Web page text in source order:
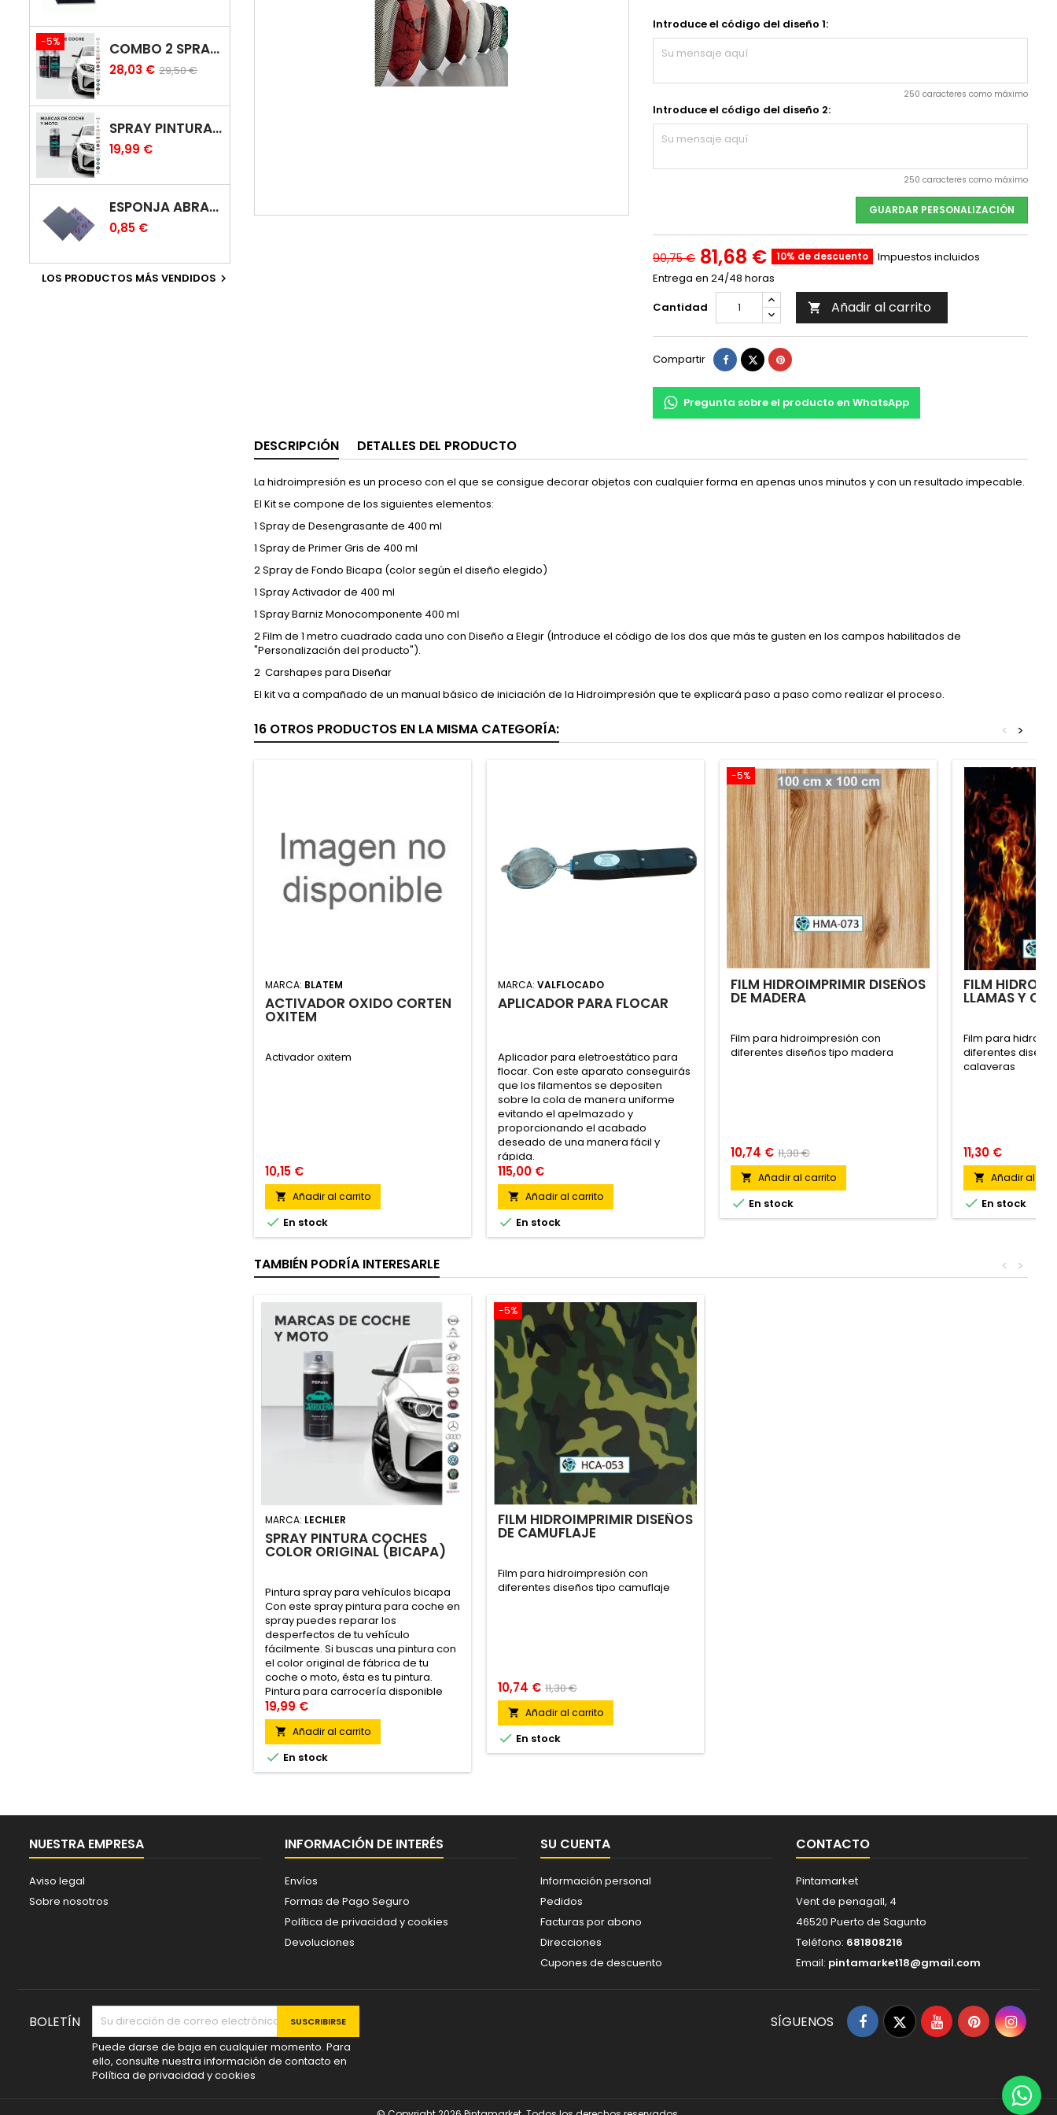
-5% COMBO 2 SPRAY: PINTURA COCHE + BARNIZ CARROCERÍA
28,03 € 29,50 €
SPRAY PINTURA COCHES COLOR ORIGINAL (BICAPA)
19,99 €
ESPONJA ABRASIVA
0,85 €
LOS PRODUCTOS MÁS VENDIDOS 
Introduce el código del diseño 1:
250 caracteres como máximo
Introduce el código del diseño 2:
250 caracteres como máximo
GUARDAR PERSONALIZACIÓN
90,75 € 81,68 € 10% de descuento
Impuestos incluidos
Entrega en 24/48 horas
Cantidad
 Añadir al carrito
Compartir Compartir
TuitearPinterest
Pregunta sobre el producto en WhatsApp
DESCRIPCIÓN DETALLES DEL PRODUCTO
La hidroimpresión es un proceso con el que se consigue decorar objetos con cualquier forma en apenas unos minutos y con un resultado impecable.
El Kit se compone de los siguientes elementos:
1 Spray de Desengrasante de 400 ml
1 Spray de Primer Gris de 400 ml
2 Spray de Fondo Bicapa (color según el diseño elegido)
1 Spray Activador de 400 ml
1 Spray Barniz Monocomponente 400 ml
2 Film de 1 metro cuadrado cada uno con Diseño a Elegir (Introduce el código de los dos que más te gusten en los campos habilitados de
"Personalización del producto").
2 Carshapes para Diseñar
El kit va a compañado de un manual básico de iniciación de la Hidroimpresión que te explicará paso a paso como realizar el proceso.
16 OTROS PRODUCTOS EN LA MISMA CATEGORÍA: >
<
MARCA: BLATEM
ACTIVADOR OXIDO CORTEN
OXITEM
Activador oxitem
10,15 €
 Añadir al carrito
 En stock
MARCA: VALFLOCADO
APLICADOR PARA FLOCAR
Aplicador para eletroestático para
flocar. Con este aparato conseguirás
que los filamentos se depositen
sobre la cola de manera uniforme
evitando el apelmazado y
proporcionando el acabado
deseado de una manera fácil y
rápida.
115,00 €
 Añadir al carrito
 En stock
-5%
FILM HIDROIMPRIMIR DISEÑOS
DE MADERA
Film para hidroimpresión con
diferentes diseños tipo madera
10,74 € 11,30 €
 Añadir al carrito
 En stock
FILM
LLAMAS Y
Film para
diferentes
calaveras
11,30 €
 Añadir al
 En stock
TAMBIÉN PODRÍA INTERESARLE >
<
MARCA: LECHLER
SPRAY PINTURA COCHES
COLOR ORIGINAL (BICAPA)
Pintura spray para vehículos bicapa
Con este spray pintura para coche en
spray puedes reparar los
desperfectos de tu vehículo
fácilmente. Si buscas una pintura con
el color original de fábrica de tu
coche o moto, ésta es tu pintura.
Pintura para carrocería disponible
en cualquier tipo de color:
metalizados, perlados y colores lisos.
Para cualquier marca...
19,99 €
 Añadir al carrito
 En stock
-5%
FILM HIDROIMPRIMIR DISEÑOS
DE CAMUFLAJE
Film para hidroimpresión con
diferentes diseños tipo camuflaje
10,74 € 11,30 €
 Añadir al carrito
 En stock
NUESTRA EMPRESA
Aviso legal
Sobre nosotros
INFORMACIÓN DE INTERÉS
Envíos
Formas de Pago Seguro
Política de privacidad y cookies
Devoluciones
SU CUENTA
Información personal
Pedidos
Facturas por abono
Direcciones
Cupones de descuento
CONTACTO
Pintamarket
Vent de penagall, 4
46520 Puerto de Sagunto
Teléfono: 681808216
Email: pintamarket18@gmail.com
BOLETÍN
Puede darse de baja en cualquier momento. Para
ello, consulte nuestra información de contacto en
Política de privacidad y cookies
Facebook
TwitterYouTubePinterest
SÍGUENOS